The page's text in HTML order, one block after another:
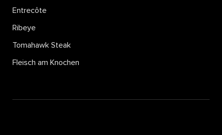
Entrecôte
Ribeye
Tomahawk Steak
Fleisch am Knochen